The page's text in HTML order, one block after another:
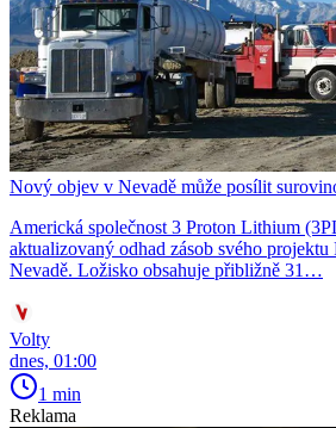
Nový objev v Nevadě může posílit
Americká společnost 3 Proton Lithium
aktualizovaný odhad zásob svého
Nevadě. Ložisko obsahuje přibližně 31…
Volty
dnes, 01:00
1 min
Reklama